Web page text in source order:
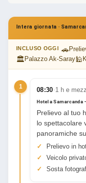
Intera giornata ·
INCLUSO OGGI 🚗
🏛 Palazzo Ak-Saray🕌
1 08:30· 1 h e
Hotel a Samarcanda
Prelievo al tuo
lo spettacolare
panoramiche
Prelievo in
Veicolo
Sosta